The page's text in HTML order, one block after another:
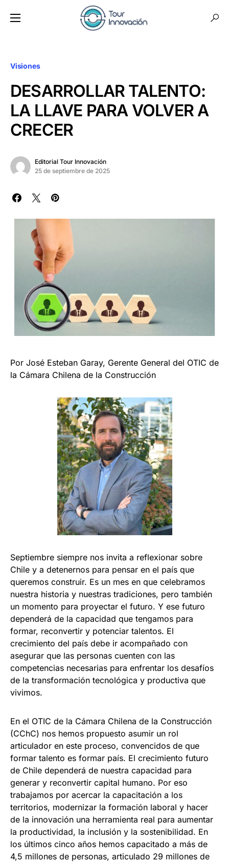
Visiones
DESARROLLAR TALENTO:
LA LLAVE PARA VOLVER A
CRECER
Editorial Tour Innovación
25 de septiembre de 2025
Por José Esteban Garay, Gerente General del OTIC de
la Cámara Chilena de la Construcción
Septiembre siempre nos invita a reflexionar sobre
Chile y a detenernos para pensar en el país que
queremos construir. Es un mes en que celebramos
nuestra historia y nuestras tradiciones, pero también
un momento para proyectar el futuro. Y ese futuro
dependerá de la capacidad que tengamos para
formar, reconvertir y potenciar talentos. El
crecimiento del país debe ir acompañado con
asegurar que las personas cuenten con las
competencias necesarias para enfrentar los desafíos
de la transformación tecnológica y productiva que
vivimos.
En el OTIC de la Cámara Chilena de la Construcción
(CChC) nos hemos propuesto asumir un rol
articulador en este proceso, convencidos de que
formar talento es formar país. El crecimiento futuro
de Chile dependerá de nuestra capacidad para
generar y reconvertir capital humano. Por eso
trabajamos por acercar la capacitación a los
territorios, modernizar la formación laboral y hacer
de la innovación una herramienta real para aumentar
la productividad, la inclusión y la sostenibilidad. En
los últimos cinco años hemos capacitado a más de
4,5 millones de personas, articulado 29 millones de